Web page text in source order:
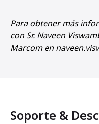
Para obtener más
con Sr. Naveen
Marcom en
Soporte &